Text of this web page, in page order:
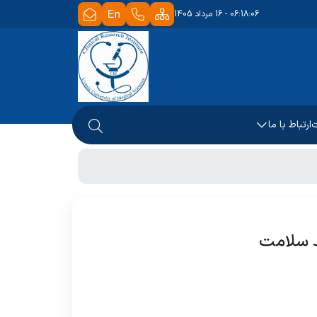
06:18:06 - 16 مرداد 1405
ارتباط با ما
سلامت